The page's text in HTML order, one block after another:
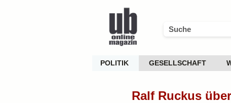
POLITIK GESELLSCHAFT
Ralf Ruckus